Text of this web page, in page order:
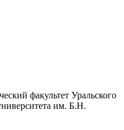
факультет Уральского
им. Б.Н.